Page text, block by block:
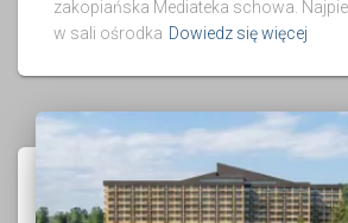
zakopiańska Mediateka schowa.
w sali ośrodka Dowiedz się więcej